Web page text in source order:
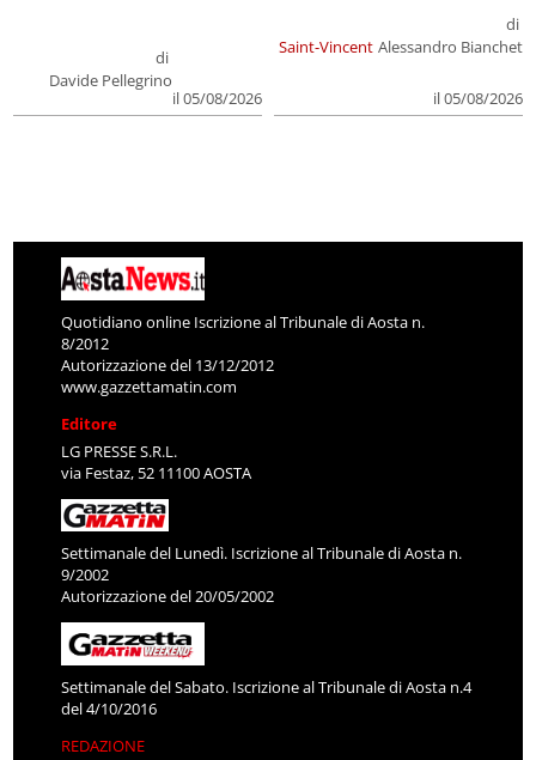
di
Davide Pellegrino
il 05/08/2026
Saint-Vincent
di
Alessandro Bianchet
il 05/08/2026
Quotidiano online Iscrizione al Tribunale di Aosta n.
8/2012
Autorizzazione del 13/12/2012
www.gazzettamatin.com
Editore
LG PRESSE S.R.L.
via Festaz, 52 11100 AOSTA
Settimanale del Lunedì. Iscrizione al Tribunale di Aosta n.
9/2002
Autorizzazione del 20/05/2002
Settimanale del Sabato. Iscrizione al Tribunale di Aosta n.4
del 4/10/2016
REDAZIONE